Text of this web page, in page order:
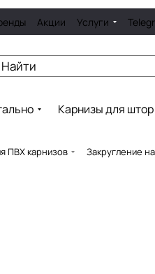
Акции Услуги
Карнизы для штор
ПВХ карнизов Закругление